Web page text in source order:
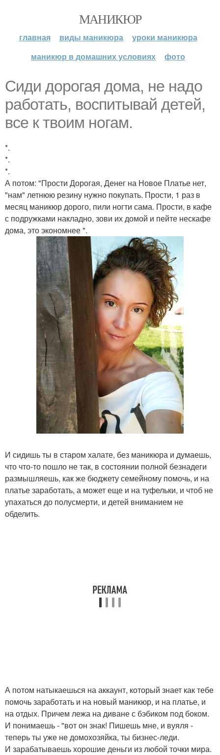
МАНИКЮР
главная виды маникюра
уроки маникюра
маникюр в домашних условиях
фото
Сиди дорогая дома, не надо
работать, воспитывай детей,
все к твоим ногам.
*.
*.
*.
А потом: "Прости Дорогая, Денег на Новое Платье нет,
"нам" летнюю резину нужно покупать. Прости, 1 раз в
месяц маникюр дорого, пили ногти сама. Прости, в кафе
с подружками накладно, зови их домой и пейте нескафе
дома, это экономнее ".
И сидишь ты в старом халате, без маникюра и думаешь,
что что-то пошло не так, в состоянии полной безнадеги
размышляешь, как же бюджету семейному помочь, и на
платье заработать, а может еще и на туфельки, и чтоб не
упахаться до полусмерти, и детей вниманием не
обделить.
А потом натыкаешься на аккаунт, который знает как тебе
помочь заработать и на новый маникюр, и на платье, и
на отдых. Причем лежа на диване с бэбиком под боком.
И понимаешь - "вот он знак! Пишешь мне, и вуяля -
теперь ты уже не домохозяйка, ты бизнес-леди.
И зарабатываешь хорошие деньги из любой точки мира.